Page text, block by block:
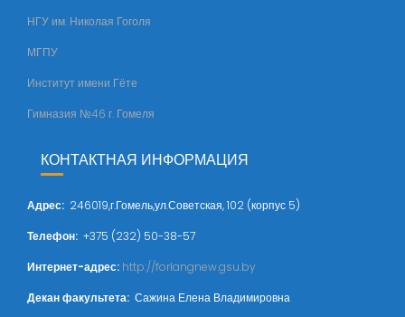
НГУ им. Николая Гоголя
МГПУ
Институт имени Гёте
Гимназия №46 г. Гомеля
КОНТАКТНАЯ ИНФОРМАЦИЯ
Адрес: 246019,г.Гомель,ул.Советская, 102 (корпус 5)
Телефон: +375 (232) 50-38-57
Интернет-адрес: http://forlangnew.gsu.by
Декан факультета: Сажина Елена Владимировна